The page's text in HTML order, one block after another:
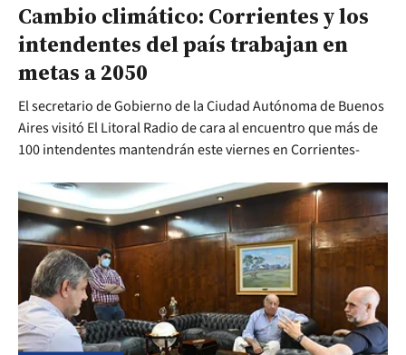
Cambio climático: Corrientes y los
intendentes del país trabajan en
metas a 2050
El secretario de Gobierno de la Ciudad Autónoma de Buenos
Aires visitó El Litoral Radio de cara al encuentro que más de
100 intendentes mantendrán este viernes en Corrientes-